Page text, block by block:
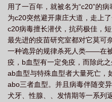
用了一百年，就被名为“c20”的
为c20突然避开康庄大道，走上
c20病毒擅长潜伏，抗药极佳，
最先进的疫苗研究室都对它莫可
一种诡异的规律杀死人类——在
疫，b血型有一定免疫，而除此之
ab血型与特殊血型者大量死亡，
abo三者血型。并且病毒伴随变
犬牙、性腺、、发情期等一系列